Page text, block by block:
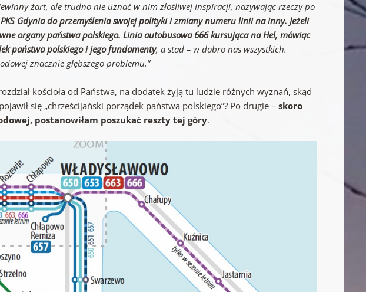
żart, ale trudno nie uznać w nim złośliwej inspiracji, nazywając rzeczy po
PKS Gdynia do przemyślenia swojej polityki i zmiany numeru linii na inny. Jeżeli
organy państwa polskiego. Linia autobusowa 666 kursująca na Hel, mówiąc
państwa polskiego i jego fundamenty, a stąd – w dobro nas wszystkich.
znacznie głębszego problemu.”
kościoła od Państwa, na dodatek żyją tu ludzie różnych wyznań, skąd
się „chrześcijański porządek państwa polskiego”? Po drugie –skoro
postanowiłam poszukać reszty tej góry.